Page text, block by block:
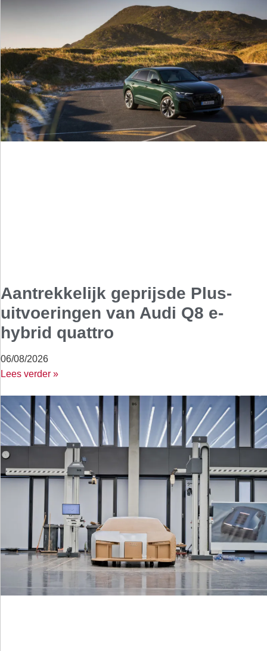
Aantrekkelijk geprijsde Plus-
uitvoeringen van Audi Q8 e-
hybrid quattro
06/08/2026
Lees verder »